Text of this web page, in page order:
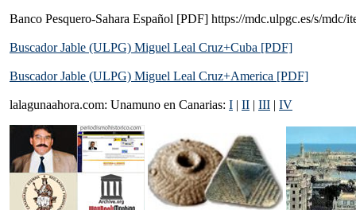
Banco Pesquero-Sahara Español [PDF] https://mdc.ulpgc.es/s/mdc/
Buscador Jable (ULPG) Miguel Leal Cruz+Cuba [PDF]
Buscador Jable (ULPG) Miguel Leal Cruz+America [PDF]
lalagunaahora.com: Unamuno en Canarias: I | II | III | IV